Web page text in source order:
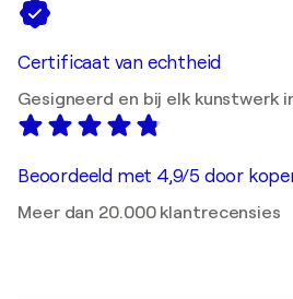
Certificaat van echtheid
Gesigneerd en bij elk kunstwerk
Beoordeeld met 4,9/5 door
Meer dan 20.000 klantrecensies